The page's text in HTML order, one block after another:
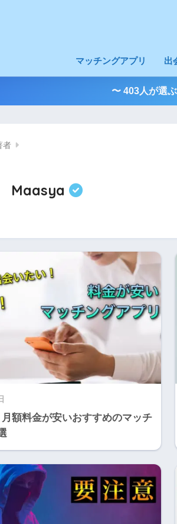
マッチングアプリ 出
〜 403人が選
者
Maasya
月額料金が安いおすすめのマッチ